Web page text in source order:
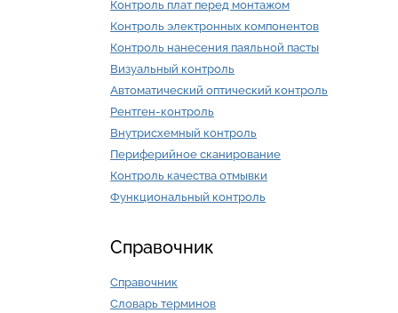
Контроль плат перед монтажом
Контроль электронных компонентов
Контроль нанесения паяльной пасты
Визуальный контроль
Автоматический оптический контроль
Рентген-контроль
Внутрисхемный контроль
Периферийное сканирование
Контроль качества отмывки
Функциональный контроль
Справочник
Справочник
Словарь терминов